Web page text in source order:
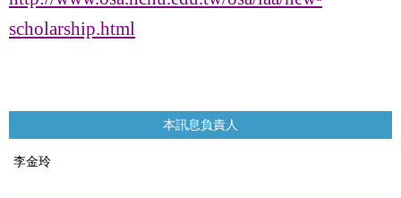
scholarship.html
本訊息負責人
李金玲